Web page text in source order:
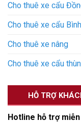
Cho thuê xe cẩu
Cho thuê xe cẩu
Cho thuê xe nâng
Cho thuê xe cẩu
HỖ TRỢ
Hotline hỗ trợ